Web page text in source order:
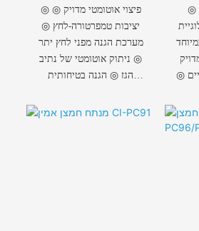
◎ פיצוי אוטומטי מדויק ◎
יציבות טמפרטורה-לחץ ◎
מערכת הגנה מפני לחץ יתר
◎ ניתוק אוטומטי של נתיב
הגז ◎ הגנה בטיחותית
סינון מבוססת בינה
◎ דיוק מבוקר על ידי
◎